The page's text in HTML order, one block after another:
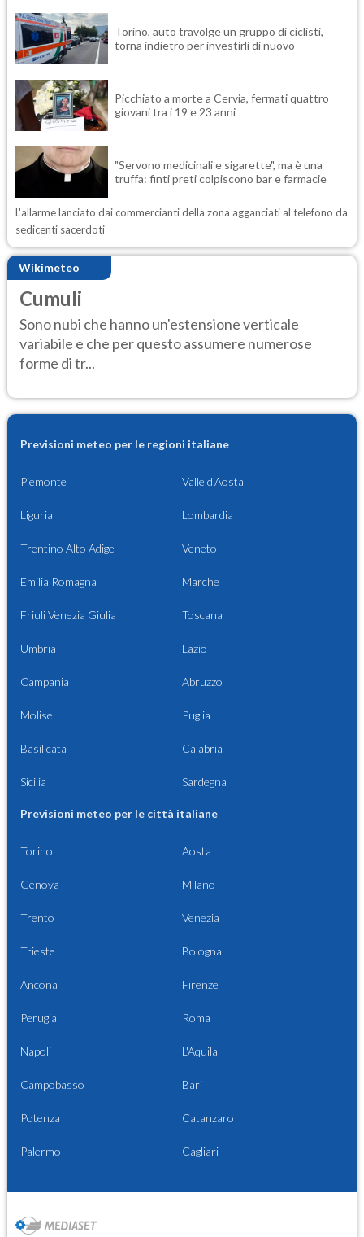
Torino, auto travolge un gruppo di ciclisti,
torna indietro per investirli di nuovo
Picchiato a morte a Cervia, fermati quattro
giovani tra i 19 e 23 anni
"Servono medicinali e sigarette", ma è una
truffa: finti preti colpiscono bar e farmacie
L'allarme lanciato dai commercianti della zona agganciati al telefono da
sedicenti sacerdoti
Wikimeteo
Cumuli
Sono nubi che hanno un'estensione verticale
variabile e che per questo assumere numerose
forme di tr...
Previsioni meteo per le regioni italiane
Piemonte Valle d'Aosta
Liguria Lombardia
Trentino Alto Adige Veneto
Emilia Romagna Marche
Friuli Venezia Giulia Toscana
Umbria Lazio
Campania Abruzzo
Molise Puglia
Basilicata Calabria
Sicilia Sardegna
Previsioni meteo per le città italiane
Torino Aosta
Genova Milano
Trento Venezia
Trieste Bologna
Ancona Firenze
Perugia Roma
Napoli L'Aquila
Campobasso Bari
Potenza Catanzaro
Palermo Cagliari